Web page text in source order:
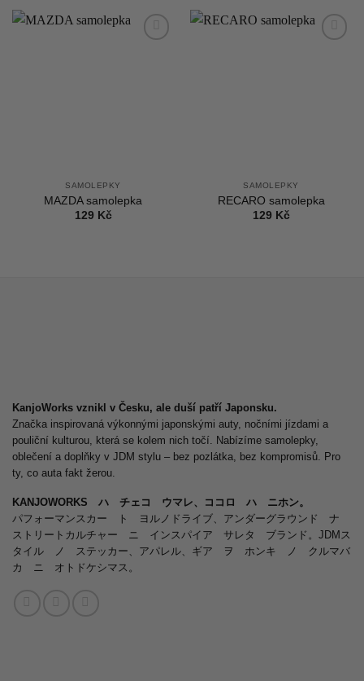
499 Kč.
299 Kč.
SAMOLEPKY
MAZDA samolepka
129 Kč
SAMOLEPKY
RECARO samolepka
129 Kč
KanjoWorks vznikl v Česku, ale duší patří Japonsku.
Značka inspirovaná výkonnými japonskými auty, nočními jízdami a
pouliční kulturou, která se kolem nich točí. Nabízíme samolepky,
oblečení a doplňky v JDM stylu – bez pozlátka, bez kompromisů. Pro
ty, co auta fakt žerou.
KANJOWORKS ハ チェコ ウマレ、ココロ ハ ニホン。
パフォーマンスカー ト ヨルノドライブ、アンダーグラウンド ナ
ストリートカルチャー ニ インスパイア サレタ ブランド。JDMス
タイル ノ ステッカー、アパレル、ギア ヲ ホンキ ノ クルマバ
カ ニ オトドケシマス。